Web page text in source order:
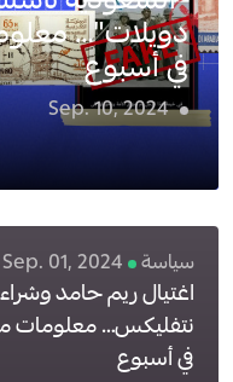
دويلات"…
في أسبوع
Sep. 10, 2024
سياسة Sep. 01, 2024
اغتيال ريم حامد
نتفليكس… معلومات
في أسبوع